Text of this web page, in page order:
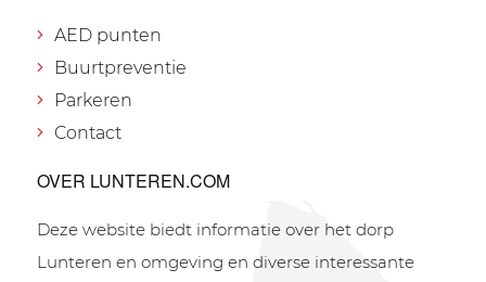
AED punten
Buurtpreventie
Parkeren
Contact
OVER LUNTEREN.COM
Deze website biedt informatie over het dorp
Lunteren en omgeving en diverse interessante